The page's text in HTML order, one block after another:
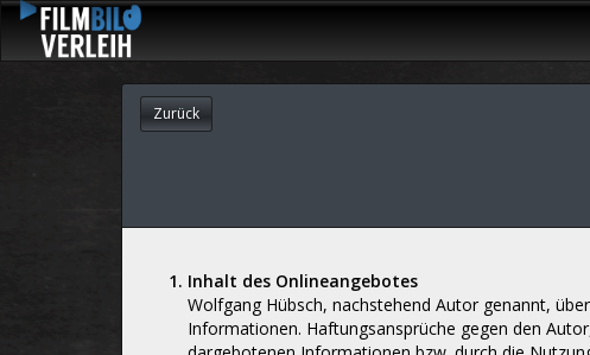
Zurück
Inhalt des Onlineangebotes
Wolfgang Hübsch, nachstehend Autor genannt,
Informationen. Haftungsansprüche gegen den